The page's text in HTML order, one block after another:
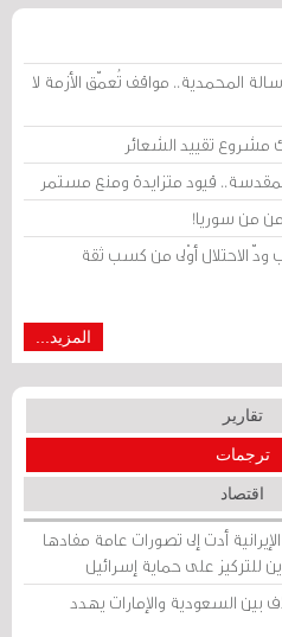
المحمدية.. مواقف تُعمّق الأزمة لا
مشروع تقييد الشعائر
المقدسة.. قيود متزايدة ومنع مستمر
من سوريا!
الاحتلال أوْلى من كسب ثقة
المزيد...
تقارير
ترجمات
اقتصاد
أدت إلى تصورات عامة مفادها
للتركيز على حماية إسرائيل
بين السعودية والإمارات يهدد